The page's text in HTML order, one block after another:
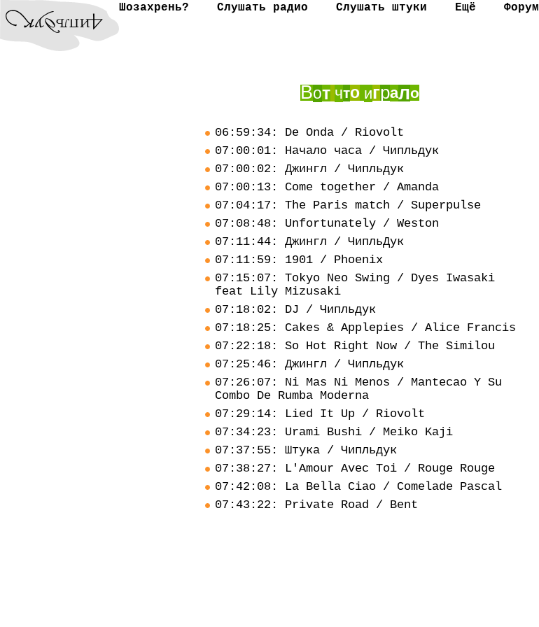
Шозахрень? Слушать радио Слушать штуки Ещё Форум
Вот что играло
06:59:34: De Onda / Riovolt
07:00:01: Начало часа / Чипльдук
07:00:02: Джингл / Чипльдук
07:00:13: Come together / Amanda
07:04:17: The Paris match / Superpulse
07:08:48: Unfortunately / Weston
07:11:44: Джингл / ЧипльДук
07:11:59: 1901 / Phoenix
07:15:07: Tokyo Neo Swing / Dyes Iwasaki
feat Lily Mizusaki
07:18:02: DJ / Чипльдук
07:18:25: Cakes & Applepies / Alice Francis
07:22:18: So Hot Right Now / The Similou
07:25:46: Джингл / Чипльдук
07:26:07: Ni Mas Ni Menos / Mantecao Y Su
Combo De Rumba Moderna
07:29:14: Lied It Up / Riovolt
07:34:23: Urami Bushi / Meiko Kaji
07:37:55: Штука / Чипльдук
07:38:27: L'Amour Avec Toi / Rouge Rouge
07:42:08: La Bella Ciao / Comelade Pascal
07:43:22: Private Road / Bent